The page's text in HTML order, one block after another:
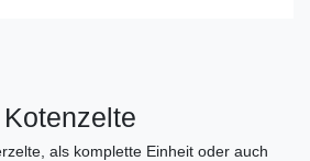
als komplette Einheit oder auch